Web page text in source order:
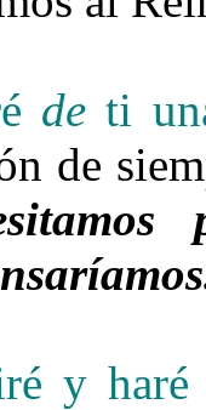
deti
de
y